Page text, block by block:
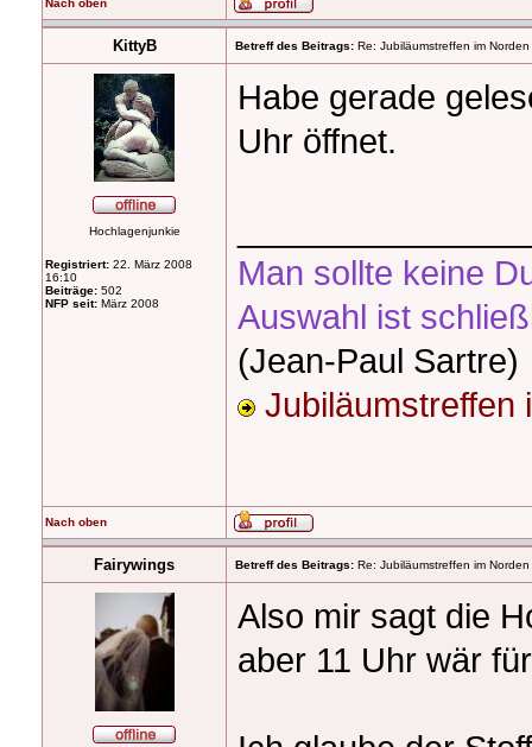
Nach oben
KittyB Betreff des Beitrags: Re: Jubiläumstreffen im Norden
Hochlagenjunkie
Registriert: 22. März 2008
16:10
Beiträge: 502
NFP seit: März 2008
Habe gerade
Uhr öffnet.
Man sollte keine
Auswahl ist
(Jean-Paul Sartre)
Jubiläumstreffen
Nach oben
Fairywings Betreff des Beitrags: Re: Jubiläumstreffen im Norden
Also mir sagt die
aber 11 Uhr wär